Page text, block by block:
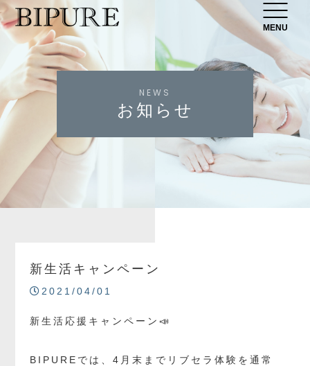
MENU
NEWS
お知らせ
新生活キャンペーン
2021/04/01
新生活応援キャンペーン📣
BIPUREでは、4月末までリブセラ体験を通常